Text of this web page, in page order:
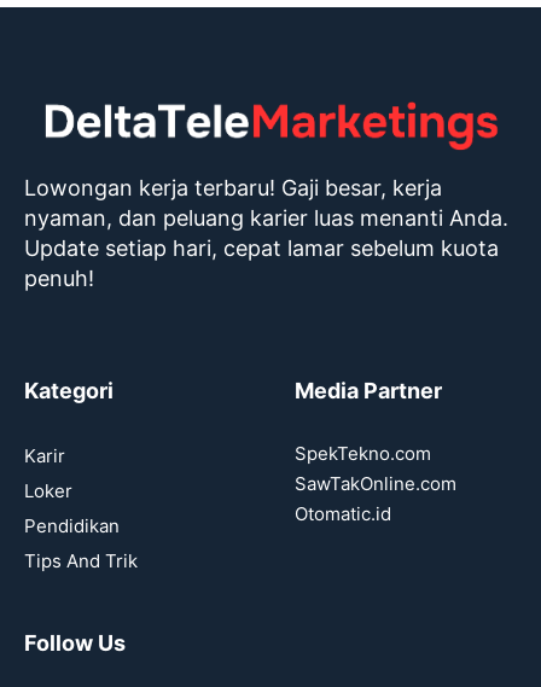
Lowongan kerja terbaru! Gaji besar, kerja
nyaman, dan peluang karier luas menanti Anda.
Update setiap hari, cepat lamar sebelum kuota
penuh!
Kategori
Karir
Loker
Pendidikan
Tips And Trik
Media Partner
SpekTekno.com
SawTakOnline.com
Otomatic.id
Follow Us